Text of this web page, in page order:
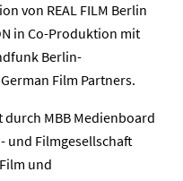
von REAL FILM Berlin
in Co-Produktion mit
Berlin-
Film Partners.
MBB Medienboard
und Filmgesellschaft
und